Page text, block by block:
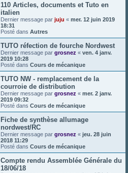
110 Articles, documents et Tuto en
italien
Dernier message par juju « mer. 12 juin 2019
18:31
Posté dans Autres
TUTO réfection de fourche Nordwest
Dernier message par grosnez « ven. 4 janv.
2019 10:28
Posté dans Cours de mécanique
TUTO NW - remplacement de la
courroie de distribution
Dernier message par grosnez « mer. 2 janv.
2019 09:32
Posté dans Cours de mécanique
Fiche de synthèse allumage
nordwest/RC
Dernier message par grosnez « jeu. 28 juin
2018 11:29
Posté dans Cours de mécanique
Compte rendu Assemblée Générale du
18/06/18